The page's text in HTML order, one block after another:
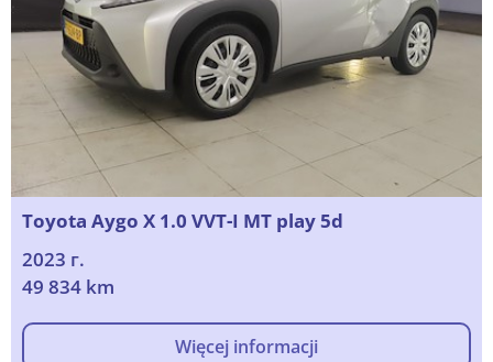
Toyota Aygo X 1.0 VVT-I MT play 5d
2023 г.
49 834 km
Więcej informacji